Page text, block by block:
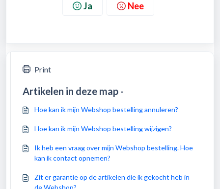
Ja Nee
Print
Artikelen in deze map -
Hoe kan ik mijn Webshop bestelling annuleren?
Hoe kan ik mijn Webshop bestelling wijzigen?
Ik heb een vraag over mijn Webshop bestelling. Hoe
kan ik contact opnemen?
Zit er garantie op de artikelen die ik gekocht heb in
de Webshop?